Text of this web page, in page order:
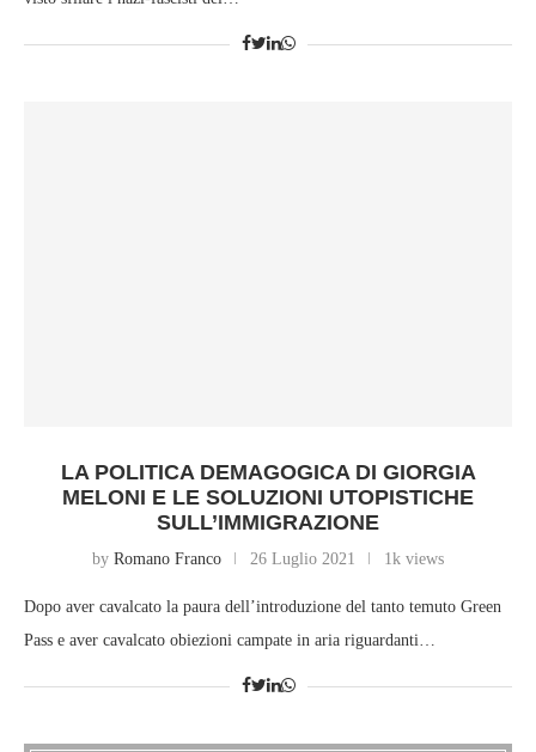
LA POLITICA DEMAGOGICA DI GIORGIA
MELONI E LE SOLUZIONI UTOPISTICHE
SULL’IMMIGRAZIONE
by Romano Franco 26 Luglio 2021 1k views
Dopo aver cavalcato la paura dell’introduzione del tanto temuto Green
Pass e aver cavalcato obiezioni campate in aria riguardanti…